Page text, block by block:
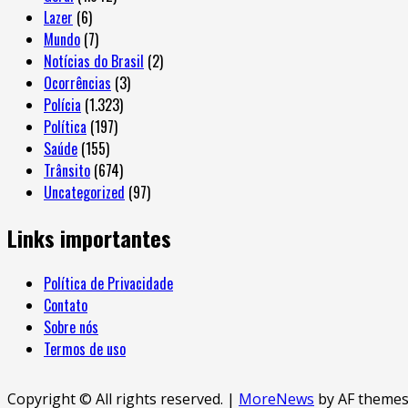
Lazer (6)
Mundo (7)
Notícias do Brasil (2)
Ocorrências (3)
Polícia (1.323)
Política (197)
Saúde (155)
Trânsito (674)
Uncategorized (97)
Links importantes
Política de Privacidade
Contato
Sobre nós
Termos de uso
Copyright © All rights reserved. | MoreNews by AF